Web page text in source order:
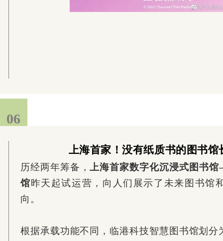
06
上海首家！没有纸质书的图书馆
历经两年筹备，
上海首家数字化沉浸式图书
馆昨天起试运营，向人们展示了未来图书馆
向。
根据承载功能不同，临港科技智慧图书馆划分